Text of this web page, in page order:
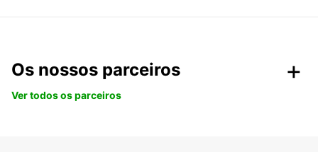
Os nossos parceiros
Ver todos os parceiros